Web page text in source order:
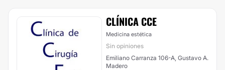
CLÍNICA CCE
Medicina estética
Sin opiniones
Emiliano Carranza 106-A, Gustavo A.
Madero